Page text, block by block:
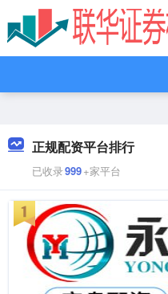
正规配资平台排行
已收录999+家平台